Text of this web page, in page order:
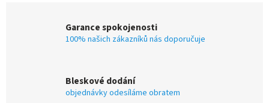
Garance spokojenosti
100% našich zákazníků nás doporučuje
Bleskové dodání
objednávky odesíláme obratem